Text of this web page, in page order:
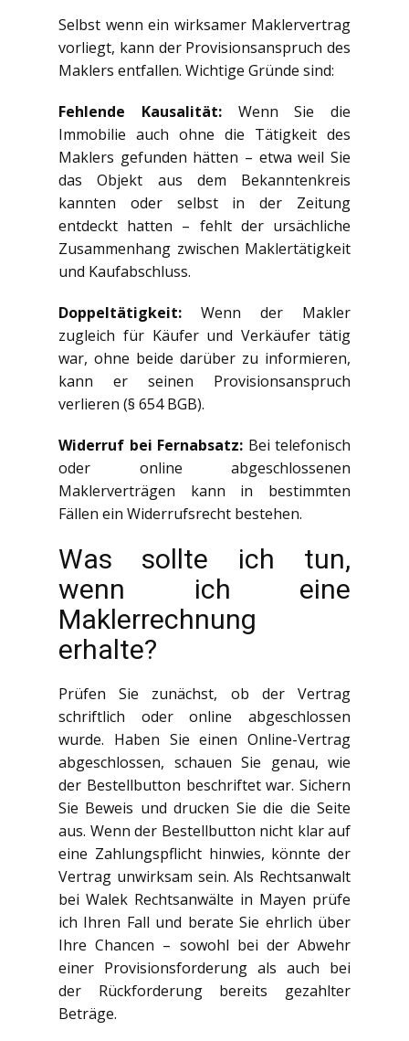
Selbst wenn ein wirksamer Maklervertrag
vorliegt, kann der Provisionsanspruch des
Maklers entfallen. Wichtige Gründe sind:
Fehlende Kausalität:Wenn Sie die
Immobilie auch ohne die Tätigkeit des
Maklers gefunden hätten – etwa weil Sie
das Objekt aus dem Bekanntenkreis
kannten oder selbst in der Zeitung
entdeckt hatten – fehlt der ursächliche
Zusammenhang zwischen Maklertätigkeit
und Kaufabschluss.
Doppeltätigkeit: Wenn der Makler
zugleich für Käufer und Verkäufer tätig
war, ohne beide darüber zu informieren,
kann er seinen Provisionsanspruch
verlieren (§ 654 BGB).
Widerruf bei Fernabsatz: Bei telefonisch
oder online abgeschlossenen
Maklerverträgen kann in bestimmten
Fällen ein Widerrufsrecht bestehen.
Was sollte ich tun,
wenn ich eine
Maklerrechnung
erhalte?
Prüfen Sie zunächst, ob der Vertrag
schriftlich oder online abgeschlossen
wurde. Haben Sie einen Online-Vertrag
abgeschlossen, schauen Sie genau, wie
der Bestellbutton beschriftet war. Sichern
Sie Beweis und drucken Sie die die Seite
aus. Wenn der Bestellbutton nicht klar auf
eine Zahlungspflicht hinwies, könnte der
Vertrag unwirksam sein. Als Rechtsanwalt
bei Walek Rechtsanwälte in Mayen prüfe
ich Ihren Fall und berate Sie ehrlich über
Ihre Chancen – sowohl bei der Abwehr
einer Provisionsforderung als auch bei
der Rückforderung bereits gezahlter
Beträge.